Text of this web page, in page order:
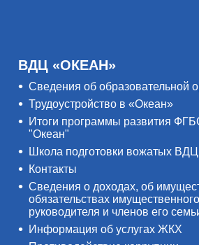
ВДЦ «ОКЕАН»
Сведения об образовательной
Трудоустройство в «Океан»
Итоги программы развития
"Океан"
Школа подготовки вожатых
Контакты
Сведения о доходах, об
обязательствах
руководителя и членов его
Информация об услугах ЖКХ